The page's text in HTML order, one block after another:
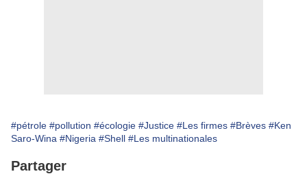
#pétrole #pollution #écologie #Justice #Les firmes #Brèves #Ken
Saro-Wina #Nigeria #Shell #Les multinationales
Partager